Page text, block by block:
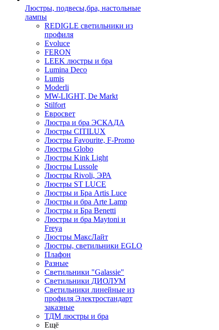
Люстры, подвесы,бра, настольные
лампы
REDIGLE светильники из
профиля
Evoluce
FERON
LEEK люстры и бра
Lumina Deco
Lumis
Moderli
MW-LIGHT, De Markt
Stilfort
Евросвет
Люстра и бра ЭСКАДА
Люстры CITILUX
Люстры Favourite, F-Promo
Люстры Globo
Люстры Kink Light
Люстры Lussole
Люстры Rivoli, ЭРА
Люстры ST LUCE
Люстры и Бра Artis Luce
Люстры и бра Arte Lamp
Люстры и Бра Benetti
Люстры и бра Maytoni и
Freya
Люстры МаксЛайт
Люстры, светильники EGLO
Плафон
Разные
Светильники "Galassie"
Светильники ДИОЛУМ
Светильники линейные из
профиля Электростандарт
заказные
ТДМ люстры и бра
Ещё